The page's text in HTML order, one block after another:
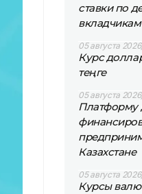
ставки по
вкладчикам
05 августа
Курс
теңге
05 августа
Платформу
Казахстане
05 августа
Курсы